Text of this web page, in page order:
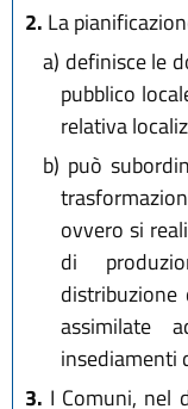
2. La
a) definisce le
pubblico
relativa
b) può
ovvero si
di
assimilate
insediamenti
3. I Comuni, nel